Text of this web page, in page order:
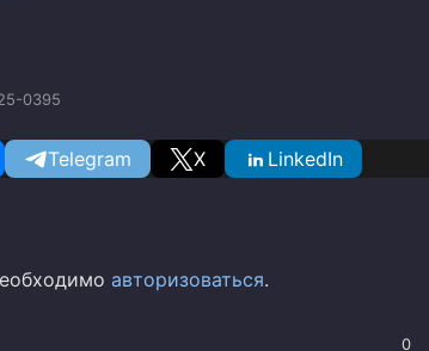
0395
Telegram X LinkedIn
авторизоваться.
0